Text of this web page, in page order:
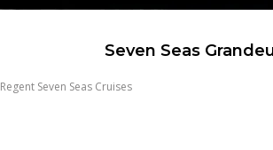
Seven Seas
Regent Seven Seas Cruises